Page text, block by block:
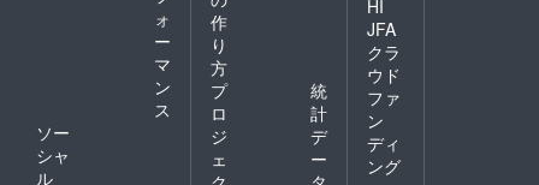
ォ
ー
マ
ン
ス
ソー
シャ
ル
作
り
方
プ
ロ
ジ
ェ
統
計
デ
ー
HI
JFA
クラ
ウド
ファ
ン
ディ
ング